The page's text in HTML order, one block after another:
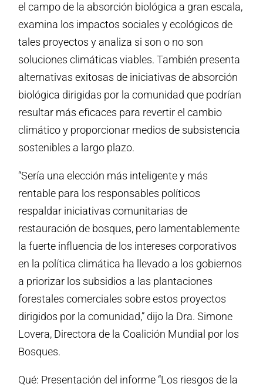
el campo de la absorción biológica a gran escala,
examina los impactos sociales y ecológicos de
tales proyectos y analiza si son o no son
soluciones climáticas viables. También presenta
alternativas exitosas de iniciativas de absorción
biológica dirigidas por la comunidad que podrían
resultar más eficaces para revertir el cambio
climático y proporcionar medios de subsistencia
sostenibles a largo plazo.
“Sería una elección más inteligente y más
rentable para los responsables políticos
respaldar iniciativas comunitarias de
restauración de bosques, pero lamentablemente
la fuerte influencia de los intereses corporativos
en la política climática ha llevado a los gobiernos
a priorizar los subsidios a las plantaciones
forestales comerciales sobre estos proyectos
dirigidos por la comunidad,” dijo la Dra. Simone
Lovera, Directora de la Coalición Mundial por los
Bosques.
Qué: Presentación del informe “Los riesgos de la